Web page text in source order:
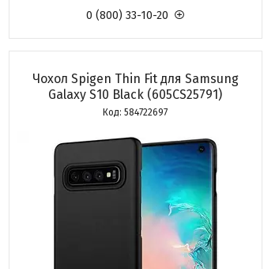
0 (800) 33-10-20
Чохол Spigen Thin Fit для Samsung
Galaxy S10 Black (605CS25791)
584722697